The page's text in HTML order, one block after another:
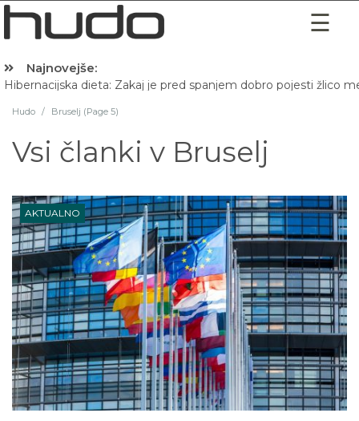
Najnovejše:
Hibernacijska dieta: Zakaj je pred spanjem dobro pojesti žlico
Hudo / Bruselj (Page 5)
Vsi članki v Bruselj
AKTUALNO